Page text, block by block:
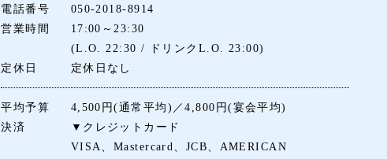
電話番号
050-2018-8914
営業時間
17:00～23:30
(L.O. 22:30 / ドリンクL.O. 23:00)
定休日
定休日なし
平均予算
4,500円(通常平均)／4,800円(宴会平均)
決済
▼クレジットカード
VISA、Mastercard、JCB、AMERICAN